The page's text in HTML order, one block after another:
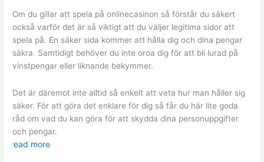
Om du gillar att spela på onlinecasinon så förstår du säkert
också varför det är så viktigt att du väljer legitima sidor att
spela på. En säker sida kommer att hålla dig och dina pengar
säkra. Samtidigt behöver du inte oroa dig för att bli lurad på
vinstpengar eller liknande bekymmer.
Det är däremot inte alltid så enkelt att veta hur man håller sig
säker. För att göra det enklare för dig så får du här lite goda
råd om vad du kan göra för att skydda dina personuppgifter
och pengar.
read more